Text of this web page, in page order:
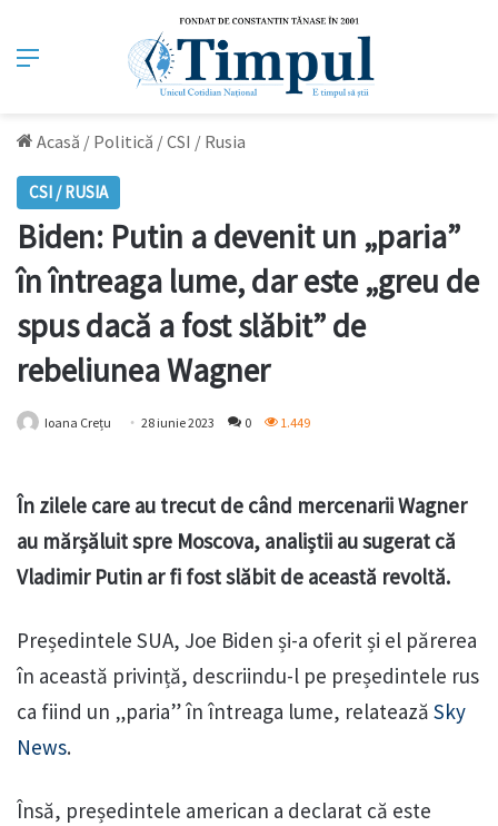
Meniu
Acasă / Politică /CSI / Rusia
CSI / RUSIA
Biden: Putin a devenit un „paria”
în întreaga lume, dar este „greu de
spus dacă a fost slăbit” de
rebeliunea Wagner
Ioana Crețu 28 iunie 2023 0 1.449
În zilele care au trecut de când mercenarii Wagner
au mărșăluit spre Moscova, analiștii au sugerat că
Vladimir Putin ar fi fost slăbit de această revoltă.
Președintele SUA, Joe Biden și-a oferit și el părerea
în această privință, descriindu-l pe președintele rus
ca fiind un „paria” în întreaga lume, relatează Sky
News.
Însă, președintele american a declarat că este